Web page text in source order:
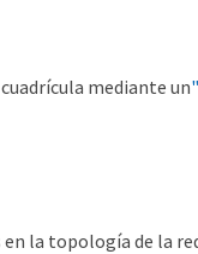
mediante un
la topología de la